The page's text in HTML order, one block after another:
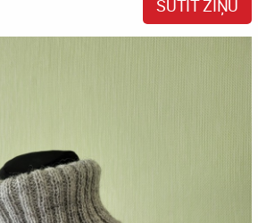
SŪTĪT ZIŅU